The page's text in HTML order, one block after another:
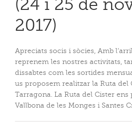
2017)
Apreciats socis i sòcies, Amb
reprenem les nostres activitats,
dissabtes com les sortides
us proposem realitzar la Ruta del
Tarragona. La Ruta del Cister ens
Vallbona de les Monges i Santes